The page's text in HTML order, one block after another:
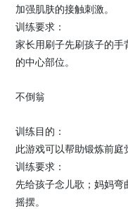
加强肌肤的接触刺激。
训练要求：
家长用刷子先刷孩子的
的中心部位。
不倒翁
训练目的：
此游戏可以帮助锻炼前庭
训练要求：
先给孩子念儿歌；妈妈
摇摆。